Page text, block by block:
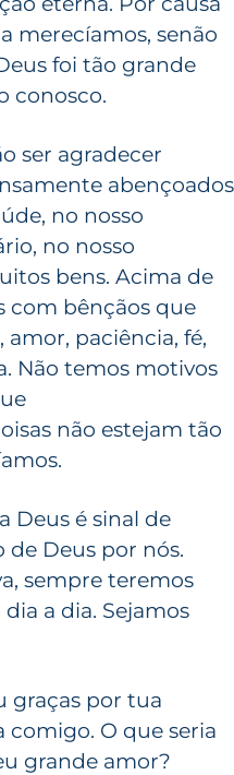
merecíamos, senão
foi tão grande
conosco.
ser agradecer
abençoados
no nosso
no nosso
bens. Acima de
com bênçãos que
paciência, fé,
Não temos motivos
não estejam tão
Deus é sinal de
Deus por nós.
sempre teremos
a dia. Sejamos
graças por tua
O que seria
grande amor?